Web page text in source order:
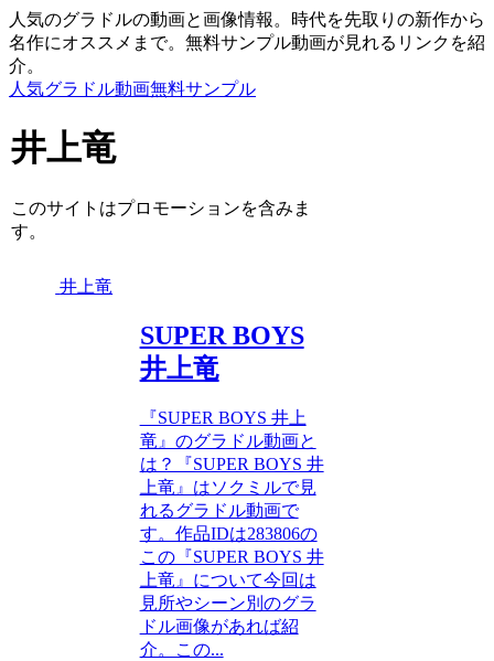
人気のグラドルの動画と画像情報。時代を先取りの新作から
名作にオススメまで。無料サンプル動画が見れるリンクを紹
介。
人気グラドル動画無料サンプル
井上竜
このサイトはプロモーションを含みま
す。
井上竜
SUPER BOYS
井上竜
『SUPER BOYS 井上
竜』のグラドル動画と
は？『SUPER BOYS 井
上竜』はソクミルで見
れるグラドル動画で
す。作品IDは283806の
この『SUPER BOYS 井
上竜』について今回は
見所やシーン別のグラ
ドル画像があれば紹
介。この...